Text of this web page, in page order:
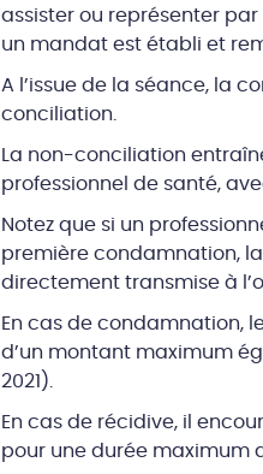
assister ou représenter
un mandat est établi et
A l’issue de la séance, la
conciliation.
La non-conciliation
professionnel de santé,
Notez que si un
première condamnation,
directement transmise à
En cas de condamnation,
d’un montant maximum
2021).
En cas de récidive, il
pour une durée maximum